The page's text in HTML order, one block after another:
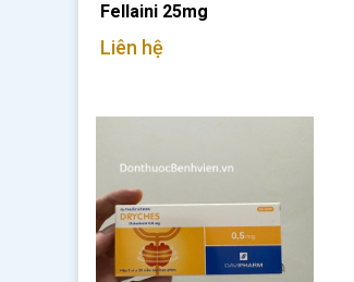
Fellaini 25mg
Liên hệ